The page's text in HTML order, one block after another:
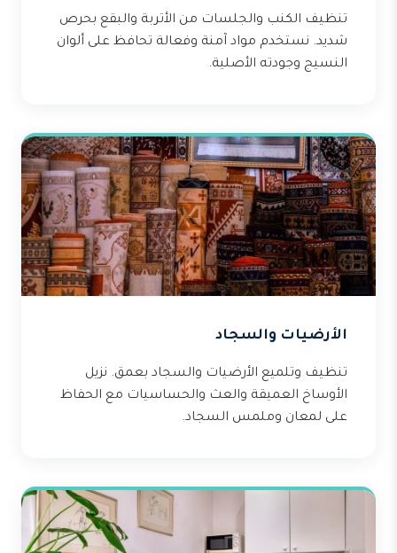
تنظيف الكنب والجلسات من الأتربة والبقع بحرص
شديد. نستخدم مواد آمنة وفعالة تحافظ على ألوان
النسيج وجودته الأصلية.
الأرضيات والسجاد
تنظيف وتلميع الأرضيات والسجاد بعمق. نزيل
الأوساخ العميقة والعث والحساسيات مع الحفاظ
على لمعان وملمس السجاد.